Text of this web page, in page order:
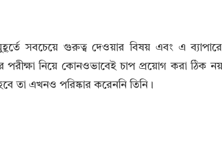
মুহূর্তে সবচেয়ে গুরুত্ব দেওয়ার বিষয় এবং এ ব্যাপারে
নিয়ে কোনওভাবেই চাপ প্রয়োগ করা ঠিক নয়
তা এখনও পরিষ্কার করেননি তিনি।